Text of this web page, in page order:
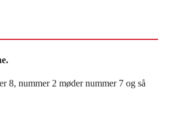
8, nummer 2 møder nummer 7 og så